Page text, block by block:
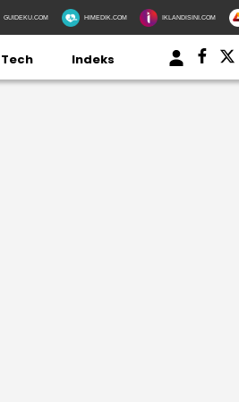
GUIDEKU.COM HIMEDIK.COM IKLANDISINI.COM
Tech Indeks